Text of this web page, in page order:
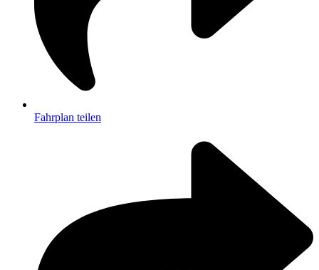
Fahrplan teilen